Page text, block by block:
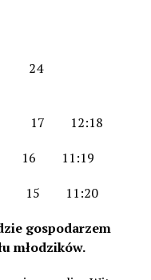
I 24
II 17 12:18
16 11:19
15 11:20
gospodarzem
młodzików.